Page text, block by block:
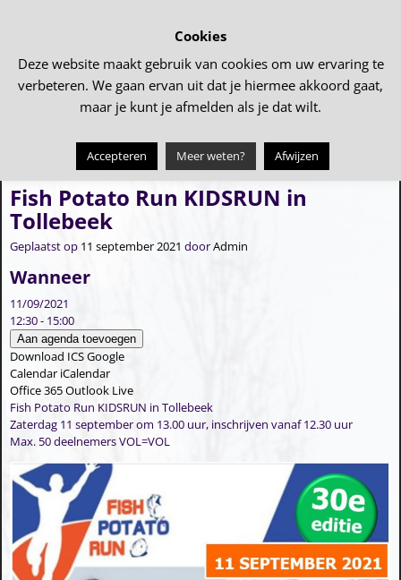
Bericht navigatie
Fish Potato Run inloopavond mobiliteitsvisie
Fish Potato Run KIDSRUN in
Tollebeek
Geplaatst op 11 september 2021 doorAdmin
Wanneer
11/09/2021
12:30 - 15:00
Aan agenda toevoegen
Download ICSGoogle
Calendar iCalendar
Office 365Outlook Live
Fish Potato Run KIDSRUN in Tollebeek
Zaterdag 11 september om 13.00 uur, inschrijven vanaf 12.30 uur
Max. 50 deelnemers VOL=VOL
Cookies
Deze website maakt gebruik van cookies om uw ervaring te
verbeteren. We gaan ervan uit dat je hiermee akkoord gaat,
maar je kunt je afmelden als je dat wilt.
Accepteren Meer weten? Afwijzen